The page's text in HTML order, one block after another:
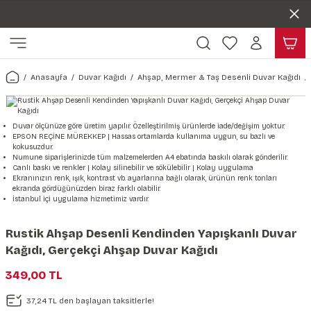
Harita & Şehir Duvar Kağıdı
Türkiye Serisi Duvar Kağıdı
Şehir & Ülke Duvar Kağıdı
Duvar Kağıdı
Çiçek Duvar Kağıdı
Hayvan, Yaprak & Çiçek
Yaprak Desenli Duvar Kağıdı
Hayvan Duvar Kağıdı
Kağıdı
Doğa & Manza Duvar Kağıdı
Manzara Duvar Kağıdı
Orman Duvar Kağıdı
Uzay Duvar Kağıdı
Tasarım & Sanatsal Duvar
Sanat Duvar Kağıdı
Geometrik Duvar Kağıdı
Müzik Duvar Kağıdı
Araba Duvar Kağıdı
Sağlık Duvar Kağıdı
Taş Desenli Duvar Kağıdı
Ahşap, Mermer & Taş
Mermer Desenli Duvar Kağıdı
Taş Desenli Duvar Kağıdı
Ahşap Desenli Duvar Kağıdı
Kağıdı Stickeri
Seti
Sticker Seti
Anasayfa Duvar Kağıdı Ahşap, Mermer & Taş Desenli Duvar Kağıdı
Duvar ölçünüze göre üretim yapılır. Özelleştirilmiş ürünlerde iade/değişim yoktur.
EPSON REÇİNE MÜREKKEP | Hassas ortamlarda kullanıma uygun, su bazlı ve
kokusuzdur.
Numune siparişlerinizde tüm malzemelerden A4 ebatında baskılı olarak gönderilir.
Canlı baskı ve renkler | Kolay silinebilir ve sökülebilir | Kolay uygulama
Ekranınızın renk, ışık, kontrast vb. ayarlarına bağlı olarak, ürünün renk tonları
ekranda gördüğünüzden biraz farklı olabilir.
İstanbul içi uygulama hizmetimiz vardır.
Rustik Ahşap Desenli Kendinden Yapışkanlı Duvar
Kağıdı, Gerçekçi Ahşap Duvar Kağıdı
349,00 TL
37,24 TL den başlayan taksitlerle!